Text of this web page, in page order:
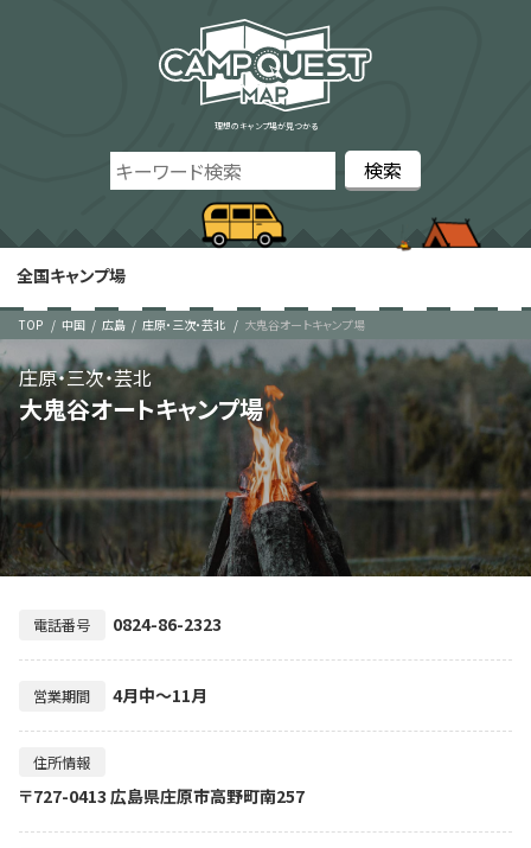
理想のキャンプ場が見つかる
全国キャンプ場
TOP 中国 広島 庄原・三次・芸北 大鬼谷オートキャンプ場
大鬼谷オートキャンプ場
庄原・三次・芸北
電話番号 0824-86-2323
営業期間 4月中～11月
住所情報
〒727-0413 広島県庄原市高野町南257